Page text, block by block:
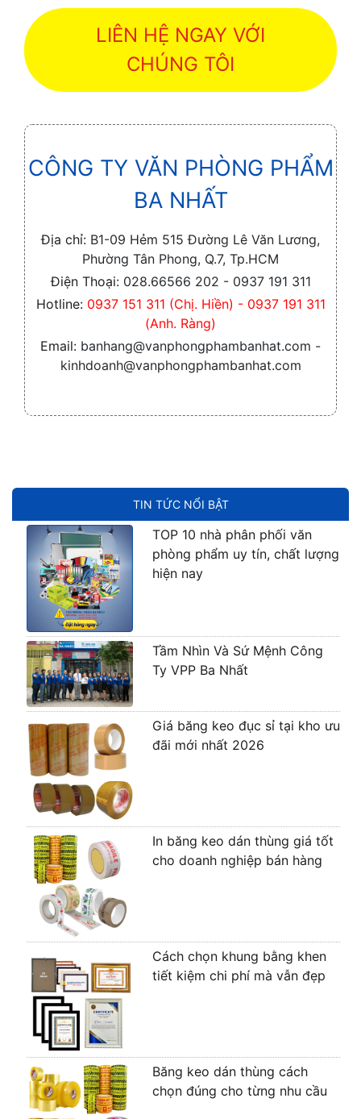
TIN TỨC NỔI BẬT
TOP 10 nhà phân phối văn
phòng phẩm uy tín, chất lượng
hiện nay
Tầm Nhìn Và Sứ Mệnh Công
Ty VPP Ba Nhất
Giá băng keo đục sỉ tại kho ưu
đãi mới nhất 2026
In băng keo dán thùng giá tốt
cho doanh nghiệp bán hàng
Cách chọn khung bằng khen
tiết kiệm chi phí mà vẫn đẹp
Băng keo dán thùng cách
chọn đúng cho từng nhu cầu
LIÊN HỆ NGAY VỚI
CHÚNG TÔI
CÔNG TY VĂN PHÒNG PHẨM
BA NHẤT
Địa chỉ: B1-09 Hẻm 515 Đường Lê Văn Lương,
Phường Tân Phong, Q.7, Tp.HCM
Điện Thoại: 028.66566 202 - 0937 191 311
Hotline: 0937 151 311 (Chị. Hiền) - 0937 191 311
(Anh. Ràng)
Email: banhang@vanphongphambanhat.com -
kinhdoanh@vanphongphambanhat.com